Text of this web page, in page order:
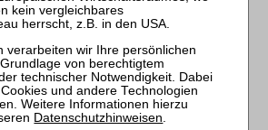
FÜR AUTOHAUS GALANT
Susanne Hesse von
GmbH hat nach …
Datenschutzhinweisen